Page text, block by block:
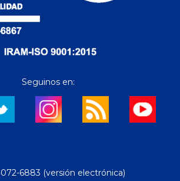
Seguinos en:
6883 (versión electrónica)